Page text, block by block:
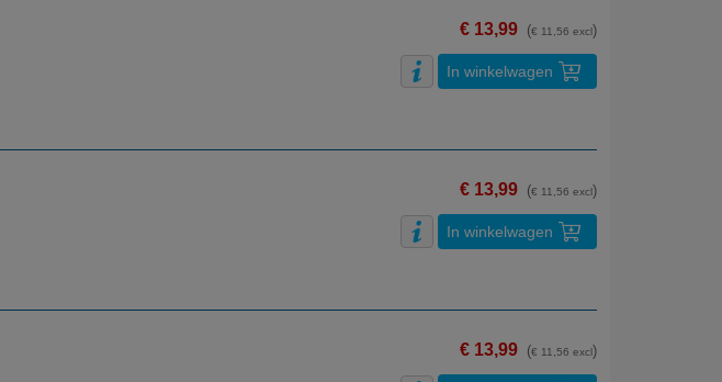
€ 13,99 (€ 11,56 excl)
In winkelwagen
€ 13,99 (€ 11,56 excl)
In winkelwagen
€ 13,99 (€ 11,56 excl)